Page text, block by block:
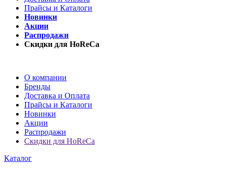
Прайсы и Каталоги
Новинки
Акции
Распродажи
Скидки для HoReCa
О компании
Бренды
Доставка и Оплата
Прайсы и Каталоги
Новинки
Акции
Распродажи
Скидки для HoReCa
Каталог